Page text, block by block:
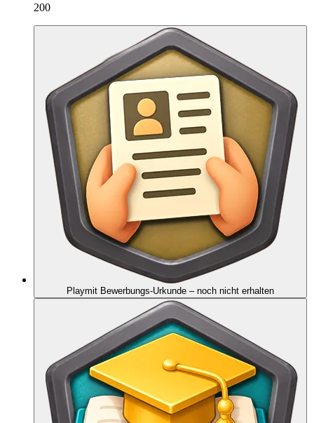
200
Playmit Bewerbungs-Urkunde – noch nicht erhalten